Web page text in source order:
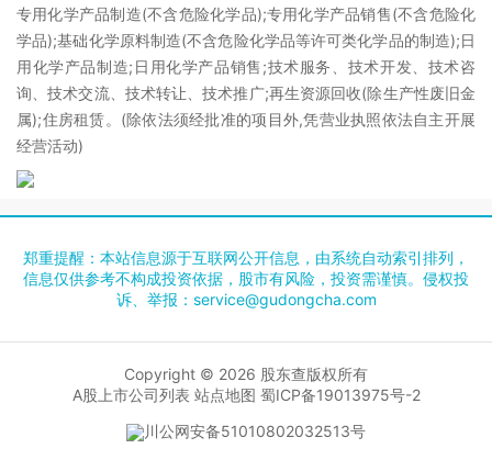
专用化学产品制造(不含危险化学品);专用化学产品销售(不含危险化
学品);基础化学原料制造(不含危险化学品等许可类化学品的制造);日
用化学产品制造;日用化学产品销售;技术服务、技术开发、技术咨
询、技术交流、技术转让、技术推广;再生资源回收(除生产性废旧金
属);住房租赁。(除依法须经批准的项目外,凭营业执照依法自主开展
经营活动)
郑重提醒：本站信息源于互联网公开信息，由系统自动索引排列，
信息仅供参考不构成投资依据，股市有风险，投资需谨慎。侵权投
诉、举报： service@gudongcha.com
Copyright © 2026 股东查版权所有
A股上市公司列表 站点地图 蜀ICP备19013975号-2
川公网安备51010802032513号